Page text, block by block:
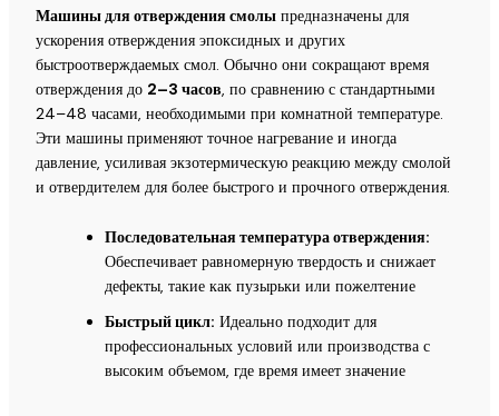
Машины для отверждения смолыпредназначены для
ускорения отверждения эпоксидных и других
быстроотверждаемых смол. Обычно они сокращают время
отверждения до 2–3 часов, по сравнению с стандартными
24–48 часами, необходимыми при комнатной температуре.
Эти машины применяют точное нагревание и иногда
давление, усиливая экзотермическую реакцию между смолой
и отвердителем для более быстрого и прочного отверждения.
Последовательная температура отверждения:
Обеспечивает равномерную твердость и снижает
дефекты, такие как пузырьки или пожелтение
Быстрый цикл: Идеально подходит для
профессиональных условий или производства с
высоким объемом, где время имеет значение